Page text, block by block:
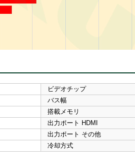
ビデオチップ
バス幅
搭載メモリ
出力ポート HDMI
出力ポート その他
冷却方式